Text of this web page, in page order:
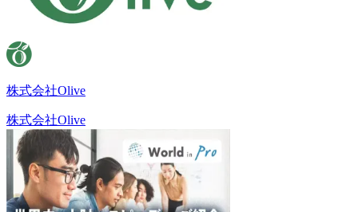
株式会社Olive
株式会社Olive